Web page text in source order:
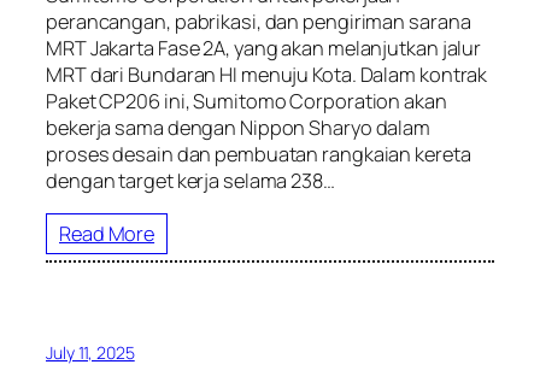
perancangan, pabrikasi, dan pengiriman sarana
MRT Jakarta Fase 2A, yang akan melanjutkan jalur
MRT dari Bundaran HI menuju Kota. Dalam kontrak
Paket CP206 ini, Sumitomo Corporation akan
bekerja sama dengan Nippon Sharyo dalam
proses desain dan pembuatan rangkaian kereta
dengan target kerja selama 238…
Read More
July 11, 2025